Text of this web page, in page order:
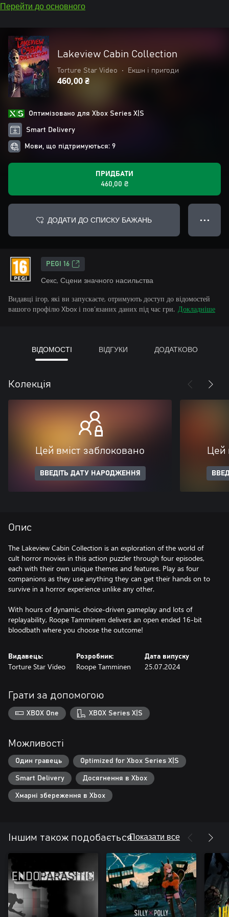
Перейти до основного
Lakeview Cabin Collection
Torture Star Video • Екшн і пригоди
460,00 ₴
Оптимізовано для Xbox Series X|S
Smart Delivery
Мови, що підтримуються: 9
ПРИДБАТИ
460,00 ₴
ДОДАТИ ДО СПИСКУ БАЖАНЬ ● ● ●
PEGI 16
Секс, Сцени значного насильства
Видавці ігор, які ви запускаєте, отримують доступ до відомостей
вашого профілю Xbox і пов’язаних даних під час гри. Докладніше
ВІДОМОСТІ ВІДГУКИ ДОДАТКОВО
Колекція
Цей вміст заблоковано
ВВЕДІТЬ ДАТУ НАРОДЖЕННЯ
Цей
Опис
The Lakeview Cabin Collection is an exploration of the world of
cult horror movies in this action puzzler through four episodes,
each with their own unique themes and features. Play as four
companions as they use anything they can get their hands on to
survive in a horror experience unlike any other.
With hours of dynamic, choice-driven gameplay and lots of
replayability, Roope Tamminem delivers an open ended 16-bit
bloodbath where you choose the outcome!
Видавець:
Torture Star Video
Розробник:
Roope Tamminen
Дата випуску
25.07.2024
Грати за допомогою
XBOX One XBOX Series X|S
Можливості
Один гравець Optimized for Xbox Series X|S
Smart Delivery Досягнення в Xbox
Хмарні збереження в Xbox
Іншим також подобаєтьсяПоказати все